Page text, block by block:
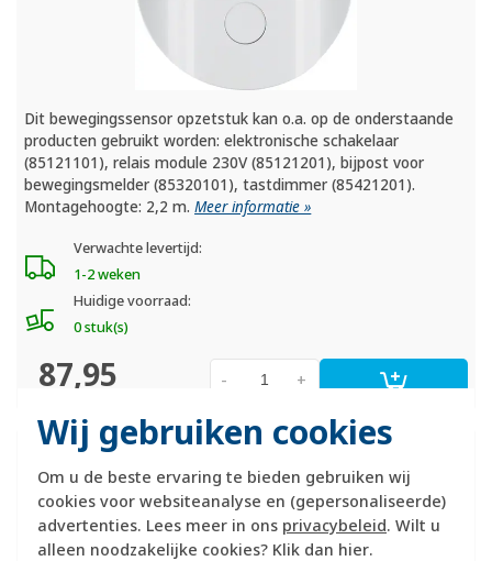
Wij gebruiken cookies
Om u de beste ervaring te bieden gebruiken wij
cookies voor websiteanalyse en (gepersonaliseerde)
advertenties. Lees meer in ons privacybeleid. Wilt u
alleen noodzakelijke cookies? Klik dan hier.
Dit bewegingssensor opzetstuk kan o.a. op de onderstaande
producten gebruikt worden: elektronische schakelaar
(85121101), relais module 230V (85121201), bijpost voor
bewegingsmelder (85320101), tastdimmer (85421201).
Montagehoogte: 2,2 m.Meer informatie »
Verwachte levertijd:
1-2 weken
Huidige voorraad:
0 stuk(s)
87,95 +
-
Berker bewegingsmelder opzetstuk 2,2m
comfort R1/R3/R8 wit (85342239)